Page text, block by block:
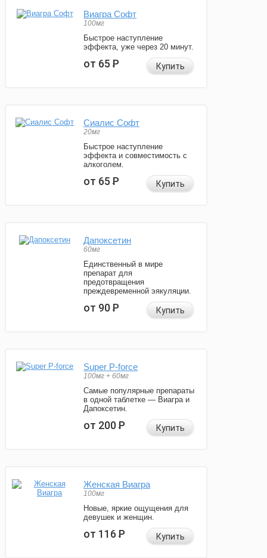
Виагра Софт
100мг
Быстрое наступление
эффекта, уже через 20 минут.
от 65Р Купить
Сиалис Софт
20мг
Быстрое наступление
эффекта и совместимость с
алкоголем.
от 65Р Купить
Дапоксетин
60мг
Единственный в мире
препарат для
предотвращения
преждевременной эякуляции.
от 90Р Купить
Super P-force
100мг + 60мг
Самые популярные препараты
в одной таблетке — Виагра и
Дапоксетин.
от 200Р Купить
Женская Виагра
100мг
Новые, яркие ощущения для
девушек и женщин.
от 116Р Купить